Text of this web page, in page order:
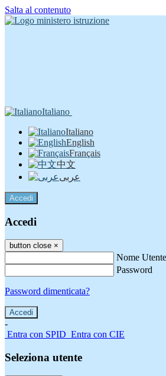
Salta al contenuto
Italiano
Italiano
English
Français
中文
عربى
Accedi
Accedi
button close ×
Nome Utente
Password
Password dimenticata?
-
Entra con SPID Entra con CIE
Seleziona utente